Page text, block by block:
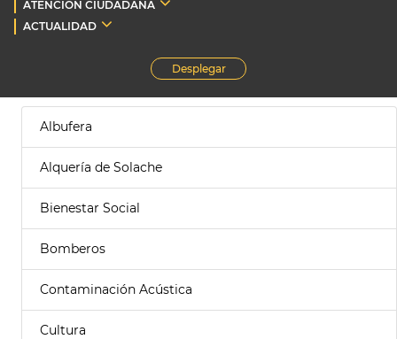
ATENCIÓN CIUDADANA
ACTUALIDAD
Desplegar
Albufera
Alquería de Solache
Bienestar Social
Bomberos
Contaminación Acústica
Cultura